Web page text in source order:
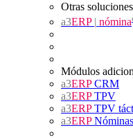
Otras
a3ERP | nómina
Módulos
a3ERPCRM
a3ERPTPV
a3ERPTPV
a3ERPNóminas